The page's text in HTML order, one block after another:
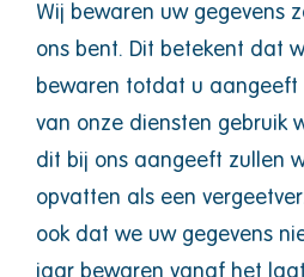
Wij bewaren uw gegevens
ons bent. Dit betekent dat
bewaren totdat u
van onze diensten gebruik
dit bij ons aangeeft zullen
opvatten als een
ook dat we uw gegevens
jaar bewaren vanaf het